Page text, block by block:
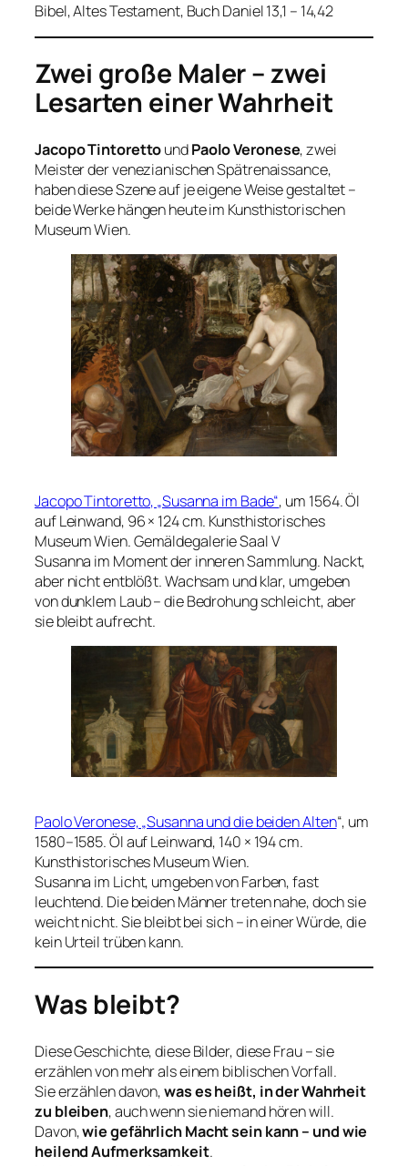
Bibel, Altes Testament, Buch Daniel 13,1 – 14,42
Zwei große Maler – zwei
Lesarten einer Wahrheit
Jacopo TintorettoundPaolo Veronese, zwei
Meister der venezianischen Spätrenaissance,
haben diese Szene auf je eigene Weise gestaltet –
beide Werke hängen heute im Kunsthistorischen
Museum Wien.
Jacopo Tintoretto, „Susanna im Bade“, um 1564. Öl
auf Leinwand, 96 × 124 cm. Kunsthistorisches
Museum Wien.Gemäldegalerie Saal V
Susanna im Moment der inneren Sammlung. Nackt,
aber nicht entblößt. Wachsam und klar, umgeben
von dunklem Laub – die Bedrohung schleicht, aber
sie bleibt aufrecht.
Paolo Veronese, „Susanna und die beiden Alten“, um
1580–1585. Öl auf Leinwand, 140 × 194 cm.
Kunsthistorisches Museum Wien.
Susanna im Licht, umgeben von Farben, fast
leuchtend. Die beiden Männer treten nahe, doch sie
weicht nicht. Sie bleibt bei sich – in einer Würde, die
kein Urteil trüben kann.
Was bleibt?
Diese Geschichte, diese Bilder, diese Frau – sie
erzählen von mehr als einem biblischen Vorfall.
Sie erzählen davon,was es heißt, in der Wahrheit
zu bleiben, auch wenn sie niemand hören will.
Davon,wie gefährlich Macht sein kann – und wie
heilend Aufmerksamkeit.